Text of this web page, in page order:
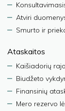
Atviri
Smurto ir
Ataskaitos
Kaišiadorių
Biudžeto
Finansinių
Mero rezervo